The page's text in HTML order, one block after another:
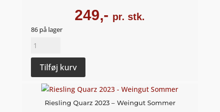
249,- pr. stk.
86 på lager
Grüner
"Freisprung"
2021
RauSchnitt
Tilføj kurv
Riesling Quarz 2023 – Weingut Sommer